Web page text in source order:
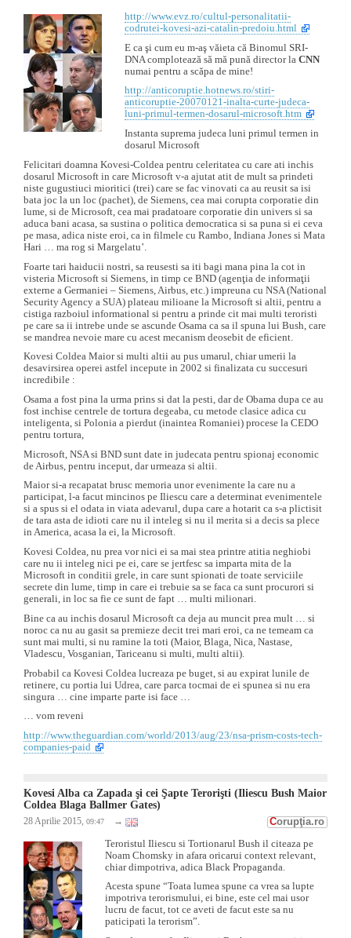
http://www.evz.ro/cultul-personalitatii-
codrutei-kovesi-azi-catalin-predoiu.html
E ca şi cum eu m-aş văieta că Binomul SRI-
DNA complotează să mă pună director la CNN
numai pentru a scăpa de mine!
http://anticoruptie.hotnews.ro/stiri-
anticoruptie-20070121-inalta-curte-judeca-
luni-primul-termen-dosarul-microsoft.htm
Instanta suprema judeca luni primul termen in
dosarul Microsoft
Felicitari doamna Kovesi-Coldea pentru celeritatea cu care ati inchis
dosarul Microsoft in care Microsoft v-a ajutat atit de mult sa prindeti
niste gugustiuci mioritici (trei) care se fac vinovati ca au reusit sa isi
bata joc la un loc (pachet), de Siemens, cea mai corupta corporatie din
lume, si de Microsoft, cea mai pradatoare corporatie din univers si sa
aduca bani acasa, sa sustina o politica democratica si sa puna si ei ceva
pe masa, adica niste eroi, ca in filmele cu Rambo, Indiana Jones si Mata
Hari … ma rog si Margelatu’.
Foarte tari haiducii nostri, sa reusesti sa iti bagi mana pina la cot in
visteria Microsoft si Siemens, in timp ce BND (agenţia de informaţii
externe a Germaniei – Siemens, Airbus, etc.) impreuna cu NSA (National
Security Agency a SUA) plateau milioane la Microsoft si altii, pentru a
cistiga razboiul informational si pentru a prinde cit mai multi teroristi
pe care sa ii intrebe unde se ascunde Osama ca sa il spuna lui Bush, care
se mandrea nevoie mare cu acest mecanism deosebit de eficient.
Kovesi Coldea Maior si multi altii au pus umarul, chiar umerii la
desavirsirea operei astfel incepute in 2002 si finalizata cu succesuri
incredibile :
Osama a fost pina la urma prins si dat la pesti, dar de Obama dupa ce au
fost inchise centrele de tortura degeaba, cu metode clasice adica cu
inteligenta, si Polonia a pierdut (inaintea Romaniei) procese la CEDO
pentru tortura,
Microsoft, NSA si BND sunt date in judecata pentru spionaj economic
de Airbus, pentru inceput, dar urmeaza si altii.
Maior si-a recapatat brusc memoria unor evenimente la care nu a
participat, l-a facut mincinos pe Iliescu care a determinat evenimentele
si a spus si el odata in viata adevarul, dupa care a hotarit ca s-a plictisit
de tara asta de idioti care nu il inteleg si nu il merita si a decis sa plece
in America, acasa la ei, la Microsoft.
Kovesi Coldea, nu prea vor nici ei sa mai stea printre atitia neghiobi
care nu ii inteleg nici pe ei, care se jertfesc sa imparta mita de la
Microsoft in conditii grele, in care sunt spionati de toate serviciile
secrete din lume, timp in care ei trebuie sa se faca ca sunt procurori si
generali, in loc sa fie ce sunt de fapt … multi milionari.
Bine ca au inchis dosarul Microsoft ca deja au muncit prea mult … si
noroc ca nu au gasit sa premieze decit trei mari eroi, ca ne temeam ca
sunt mai multi, si nu ramine la toti (Maior, Blaga, Nica, Nastase,
Vladescu, Vosganian, Tariceanu si multi, multi altii).
Probabil ca Kovesi Coldea lucreaza pe buget, si au expirat lunile de
retinere, cu portia lui Udrea, care parca tocmai de ei spunea si nu era
singura … cine imparte parte isi face …
… vom reveni
http://www.theguardian.com/world/2013/aug/23/nsa-prism-costs-tech-
companies-paid
Kovesi Alba ca Zapada şi cei Şapte Terorişti (Iliescu Bush Maior
Coldea Blaga Ballmer Gates)
28 Aprilie 2015, 09:47 → Corupţia.ro
Teroristul Iliescu si Tortionarul Bush il citeaza pe
Noam Chomsky in afara oricarui context relevant,
chiar dimpotriva, adica Black Propaganda.
Acesta spune “Toata lumea spune ca vrea sa lupte
impotriva terorismului, ei bine, este cel mai usor
lucru de facut, tot ce aveti de facut este sa nu
paticipati la terorism”.